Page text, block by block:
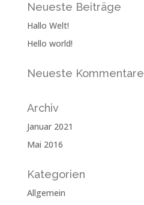
Neueste Beiträge
Hallo Welt!
Hello world!
Neueste Kommentare
Archiv
Januar 2021
Mai 2016
Kategorien
Allgemein